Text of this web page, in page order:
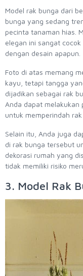
Model rak bunga dari
bunga yang sedang
pecinta tanaman hias.
elegan ini sangat
dengan desain apapun.
Foto di atas memang
kayu, tetapi tangga
dijadikan sebagai rak
Anda dapat melakukan
untuk memperindah
Selain itu, Anda juga
di rak bunga tersebut
dekorasi rumah yang
tidak memiliki risiko
3. Model Rak